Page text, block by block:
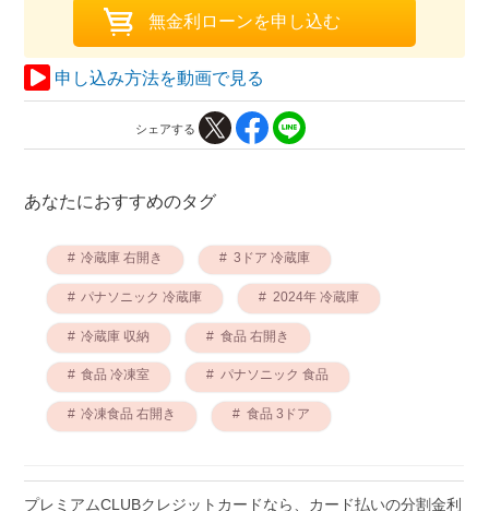
申し込み方法を動画で見る
シェアする
あなたにおすすめのタグ
冷蔵庫 右開き 3ドア 冷蔵庫
パナソニック 冷蔵庫 2024年 冷蔵庫
冷蔵庫 収納 食品 右開き
食品 冷凍室 パナソニック 食品
冷凍食品 右開き 食品 3ドア
プレミアムCLUBクレジットカードなら、カード払いの分割金利